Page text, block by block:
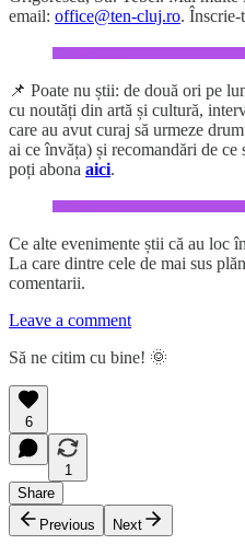
email: office@ten-cluj.ro. Înscrie-
📌 Poate nu știi: de două ori pe
cu noutăți din artă și cultură,
care au avut curaj să urmeze
ai ce învăța) și recomandări de
poți abona aici.
Ce alte evenimente știi că au loc
La care dintre cele de mai sus
comentarii.
Leave a comment
Să ne citim cu bine! 🌞
6
1
Share
Previous
Next